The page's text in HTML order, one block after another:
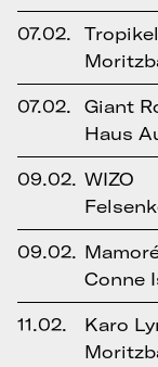
07.02.
07.02.
Giant
Haus
09.02. WIZO
09.02.
Conne
11.02.
Karo